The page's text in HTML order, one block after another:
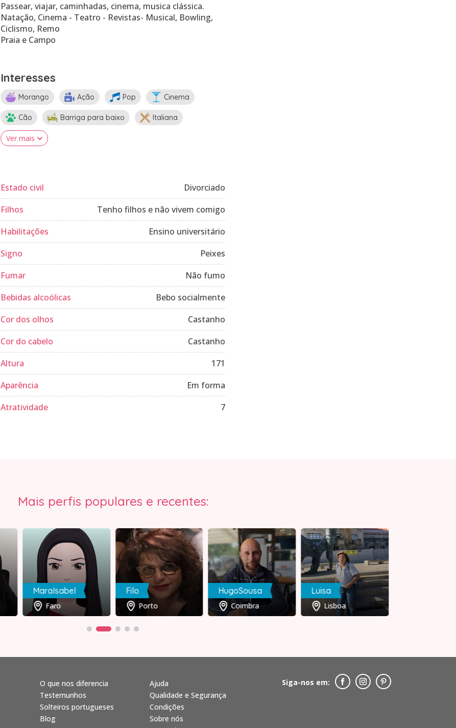
Passear, viajar, caminhadas, cinema, musica clássica.
Natação, Cinema - Teatro - Revistas- Musical, Bowling,
Ciclismo, Remo
Praia e Campo
Interesses
Morango Ação Pop Cinema
Cão Barriga para baixo Italiana
Ver mais
Estado civil
Divorciado
Filhos
Tenho filhos e não vivem comigo
Habilitações
Ensino universitário
Signo
Peixes
Fumar
Não fumo
Bebidas alcoólicas
Bebo socialmente
Cor dos olhos
Castanho
Cor do cabelo
Castanho
Altura
171
Aparência
Em forma
Atratividade
7
Mais perfis populares e recentes:
MaraIsabel
Faro
Filo
Porto
HugoSousa
Coimbra
Luisa
Lisboa
O que nos diferencia
Testemunhos
Solteiros portugueses
Blog
Ajuda
Qualidade e Segurança
Condições
Sobre nós
Siga-nos em: